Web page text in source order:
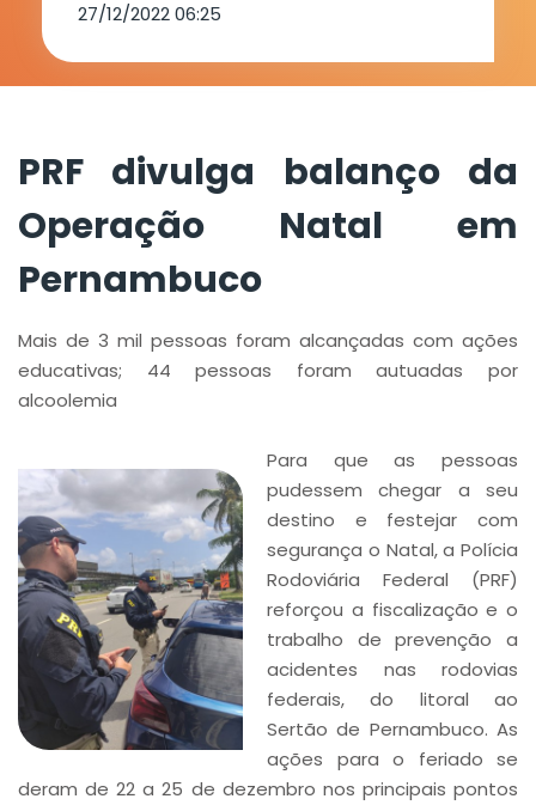
27/12/2022 06:25
PRF divulga balanço da
Operação Natal em
Pernambuco
Mais de 3 mil pessoas foram alcançadas com ações
educativas; 44 pessoas foram autuadas por
alcoolemia
Para que as pessoas
pudessem chegar a seu
destino e festejar com
segurança o Natal, a Polícia
Rodoviária Federal (PRF)
reforçou a fiscalização e o
trabalho de prevenção a
acidentes nas rodovias
federais, do litoral ao
Sertão de Pernambuco. As
ações para o feriado se
deram de 22 a 25 de dezembro nos principais pontos